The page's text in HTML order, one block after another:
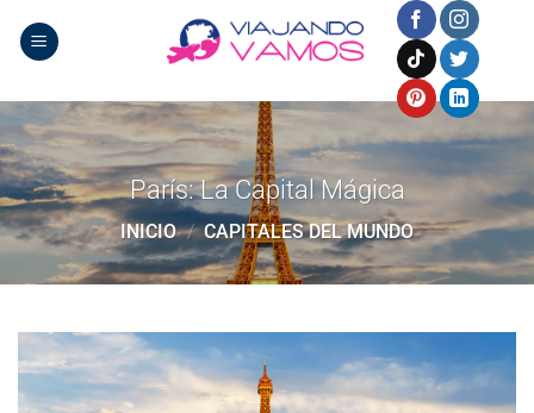
París: La Capital Mágica
INICIO / CAPITALES DEL MUNDO